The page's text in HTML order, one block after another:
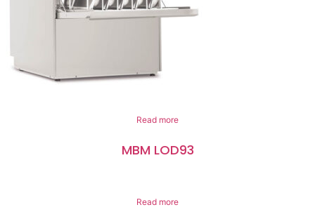
Read more
MBM LOD93
Read more